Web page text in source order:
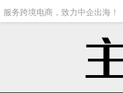
服务跨境电商，致力中企出海！